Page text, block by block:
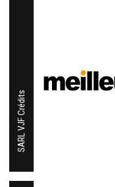
SARL VJF Crédits